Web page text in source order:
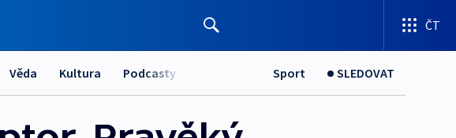
ČT
Věda Kultura Podcasty Sport SLEDOVAT